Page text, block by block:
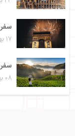
۱۷ بهمن ۱۴۰۳
۰۸ بهمن ۱۴۰۳